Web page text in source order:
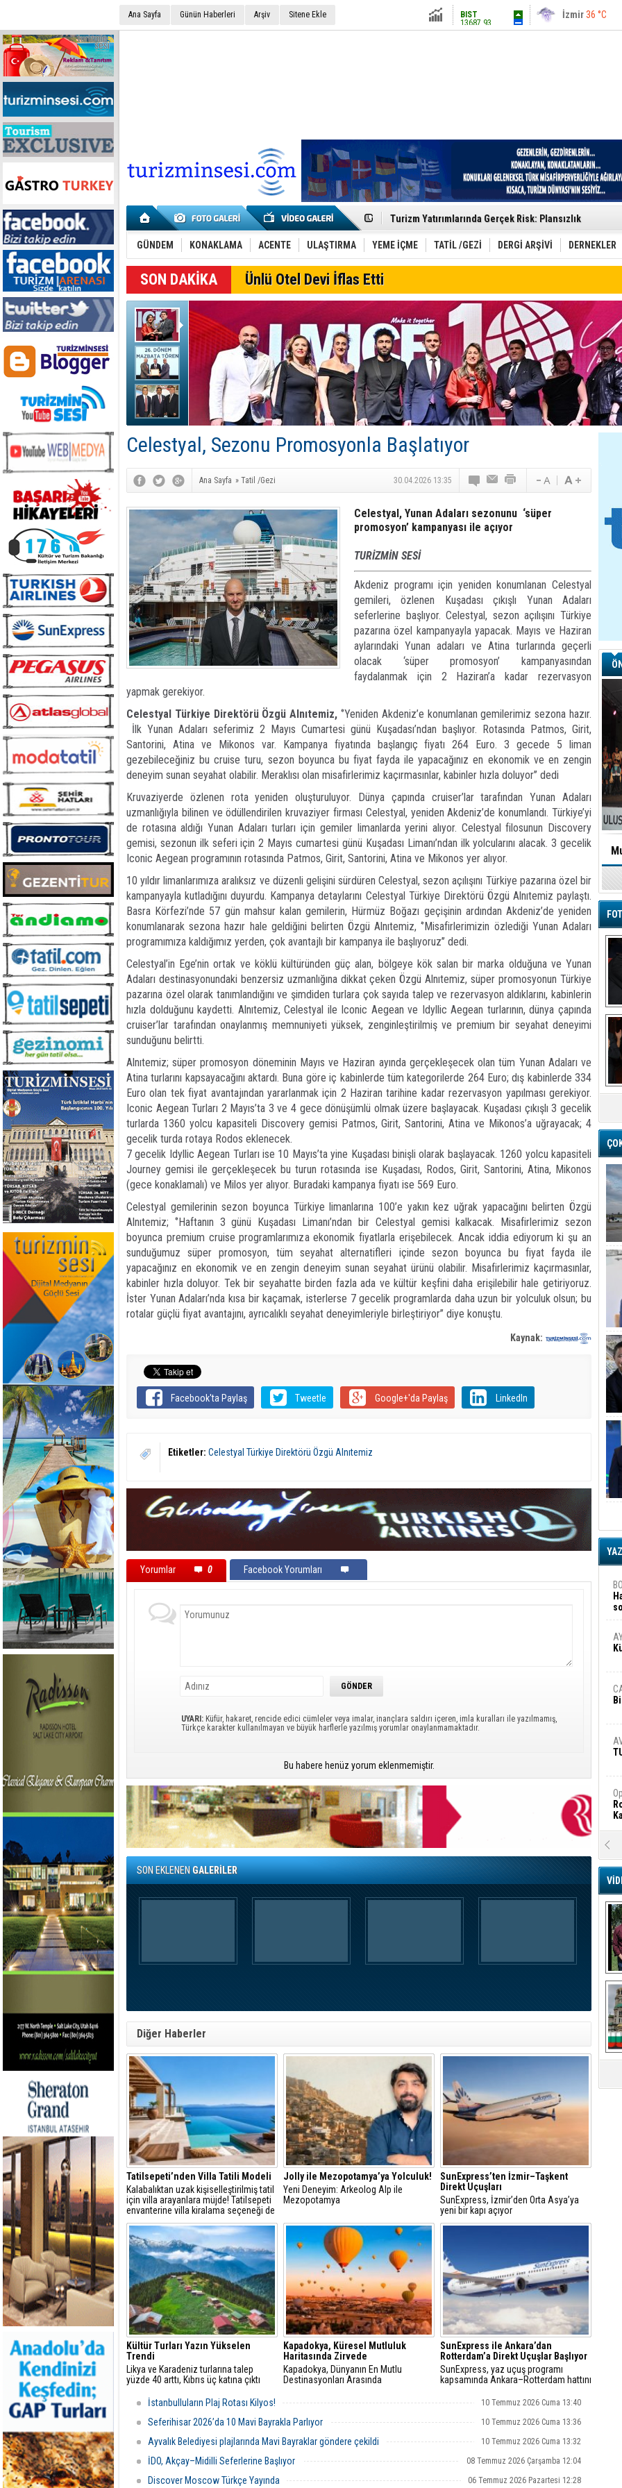
Ana Sayfa Günün Haberleri Arşiv Sitene Ekle
Altın6248.13 İstanbul 31 °C
Etkinlik sektörünün Çatı Kuruluşlardan İstanbul Zirvesi
Turizm Yatırımlarında Gerçek Risk: Plansızlık
Çelebi–THY İş Birliğiyle Kenya’da Güçleniyor
Global Yatırım Holding,%38 Artış: Net Kâr 46,5 Milyon
Yabancı Dijital Platformlara Ayrıcalık Yasası
Tatilsepeti’nden Villa Tatili Modeli
Jolly ile Mezopotamya’ya Yolculuk!
LÖSEV Yaz Okulu’nda Şifa ve Neşe
Turizm geliri ilk 6 ayda 25,7 milyar dolar oldu
Canovate’den Yeni Nesil Veri Merkezleri
Türk MICE Sektörüne Yeni Fırsatlar
TAV Havalimanları’ndan Yılın İlk Yarısında Rekor
SunExpress’ten Tatil Hamlesi
NG Grup, Domaniç’in Potansiyelini Vurguladı
GÜNDEM KONAKLAMA ACENTE ULAŞTIRMA YEME İÇME TATİL /GEZİ DERGİ ARŞİVİ DERNEKLER
SON DAKİKA Ünlü Otel Devi İflas Etti
Celestyal, Sezonu Promosyonla Başlatıyor
Ana Sayfa » Tatil /Gezi 30.04.2026 13:35
Celestyal, Yunan Adaları sezonunu ‘süper
promosyon’ kampanyası ile açıyor
TURİZMİN SESİ
Akdeniz programı için yeniden konumlanan Celestyal
gemileri, özlenen Kuşadası çıkışlı Yunan Adaları
seferlerine başlıyor. Celestyal, sezon açılışını Türkiye
pazarına özel kampanyayla yapacak. Mayıs ve Haziran
aylarındaki Yunan adaları ve Atina turlarında geçerli
olacak ‘süper promosyon’ kampanyasından
faydalanmak için 2 Haziran’a kadar rezervasyon
yapmak gerekiyor.
Celestyal Türkiye Direktörü Özgü Alnıtemiz, ‘’Yeniden Akdeniz’e konumlanan gemilerimiz sezona hazır.
İlk Yunan Adaları seferimiz 2 Mayıs Cumartesi günü Kuşadası’ndan başlıyor. Rotasında Patmos, Girit,
Santorini, Atina ve Mikonos var. Kampanya fiyatında başlangıç fiyatı 264 Euro. 3 gecede 5 liman
gezebileceğiniz bu cruise turu, sezon boyunca bu fiyat fayda ile yapacağınız en ekonomik ve en zengin
deneyim sunan seyahat olabilir. Meraklısı olan misafirlerimiz kaçırmasınlar, kabinler hızla doluyor’’ dedi
Kruvaziyerde özlenen rota yeniden oluşturuluyor. Dünya çapında cruiser’lar tarafından Yunan Adaları
uzmanlığıyla bilinen ve ödüllendirilen kruvaziyer firması Celestyal, yeniden Akdeniz’de konumlandı. Türkiye’yi
de rotasına aldığı Yunan Adaları turları için gemiler limanlarda yerini alıyor. Celestyal filosunun Discovery
gemisi, sezonun ilk seferi için 2 Mayıs cumartesi günü Kuşadası Limanı’ndan ilk yolcularını alacak. 3 gecelik
Iconic Aegean programının rotasında Patmos, Girit, Santorini, Atina ve Mikonos yer alıyor.
10 yıldır limanlarımıza aralıksız ve düzenli gelişini sürdüren Celestyal, sezon açılışını Türkiye pazarına özel bir
kampanyayla kutladığını duyurdu. Kampanya detaylarını Celestyal Türkiye Direktörü Özgü Alnıtemiz paylaştı.
Basra Körfezi’nde 57 gün mahsur kalan gemilerin, Hürmüz Boğazı geçişinin ardından Akdeniz’de yeniden
konumlanarak sezona hazır hale geldiğini belirten Özgü Alnıtemiz, ‘’Misafirlerimizin özlediği Yunan Adaları
programımıza kaldığımız yerden, çok avantajlı bir kampanya ile başlıyoruz’’ dedi.
Celestyal’in Ege’nin ortak ve köklü kültüründen güç alan, bölgeye kök salan bir marka olduğuna ve Yunan
Adaları destinasyonundaki benzersiz uzmanlığına dikkat çeken Özgü Alnıtemiz, süper promosyonun Türkiye
pazarına özel olarak tanımlandığını ve şimdiden turlara çok sayıda talep ve rezervasyon aldıklarını, kabinlerin
hızla dolduğunu kaydetti. Alnıtemiz, Celestyal ile Iconic Aegean ve Idyllic Aegean turlarının, dünya çapında
cruiser’lar tarafından onaylanmış memnuniyeti yüksek, zenginleştirilmiş ve premium bir seyahat deneyimi
sunduğunu belirtti.
Alnıtemiz; süper promosyon döneminin Mayıs ve Haziran ayında gerçekleşecek olan tüm Yunan Adaları ve
Atina turlarını kapsayacağını aktardı. Buna göre iç kabinlerde tüm kategorilerde 264 Euro; dış kabinlerde 334
Euro olan tek fiyat avantajından yararlanmak için 2 Haziran tarihine kadar rezervasyon yapılması gerekiyor.
Iconic Aegean Turları 2 Mayıs’ta 3 ve 4 gece dönüşümlü olmak üzere başlayacak. Kuşadası çıkışlı 3 gecelik
turlarda 1360 yolcu kapasiteli Discovery gemisi Patmos, Girit, Santorini, Atina ve Mikonos’a uğrayacak; 4
gecelik turda rotaya Rodos eklenecek.
7 gecelik Idyllic Aegean Turları ise 10 Mayıs’ta yine Kuşadası binişli olarak başlayacak. 1260 yolcu kapasiteli
Journey gemisi ile gerçekleşecek bu turun rotasında ise Kuşadası, Rodos, Girit, Santorini, Atina, Mikonos
(gece konaklamalı) ve Milos yer alıyor. Buradaki kampanya fiyatı ise 569 Euro.
Celestyal gemilerinin sezon boyunca Türkiye limanlarına 100’e yakın kez uğrak yapacağını belirten Özgü
Alnıtemiz; ‘’Haftanın 3 günü Kuşadası Limanı’ndan bir Celestyal gemisi kalkacak. Misafirlerimiz sezon
boyunca premium cruise programlarımıza ekonomik fiyatlarla erişebilecek. Ancak iddia ediyorum ki şu an
sunduğumuz süper promosyon, tüm seyahat alternatifleri içinde sezon boyunca bu fiyat fayda ile
yapacağınız en ekonomik ve en zengin deneyim sunan seyahat ürünü olabilir. Misafirlerimiz kaçırmasınlar,
kabinler hızla doluyor. Tek bir seyahatte birden fazla ada ve kültür keşfini daha erişilebilir hale getiriyoruz.
İster Yunan Adaları’nda kısa bir kaçamak, isterlerse 7 gecelik programlarda daha uzun bir yolculuk olsun; bu
rotalar güçlü fiyat avantajını, ayrıcalıklı seyahat deneyimleriyle birleştiriyor” diye konuştu.
Kaynak:
Facebook'ta Paylaş Tweetle Google+'da Paylaş LinkedIn
Etiketler: Celestyal Türkiye Direktörü Özgü Alnıtemiz
Yorumlar 0 Facebook Yorumları
UYARI: Küfür, hakaret, rencide edici cümleler veya imalar, inançlara saldırı içeren, imla kuralları ile yazılmamış,
Türkçe karakter kullanılmayan ve büyük harflerle yazılmış yorumlar onaylanmamaktadır.
Bu habere henüz yorum eklenmemiştir.
SON EKLENENGALERİLER
Diğer Haberler
Tatilsepeti’nden Villa Tatili Modeli
Kalabalıktan uzak kişiselleştirilmiş tatil
için villa arayanlara müjde! Tatilsepeti
envanterine villa kiralama seçeneği de
eklendi
Jolly ile Mezopotamya’ya Yolculuk!
Yeni Deneyim: Arkeolog Alp ile
Mezopotamya
SunExpress’ten İzmir–Taşkent
Direkt Uçuşları
SunExpress, İzmir’den Orta Asya’ya
yeni bir kapı açıyor
Kültür Turları Yazın Yükselen
Trendi
Likya ve Karadeniz turlarına talep
yüzde 40 arttı, Kıbrıs üç katına çıktı
Kapadokya, Küresel Mutluluk
Haritasında Zirvede
Kapadokya, Dünyanın En Mutlu
Destinasyonları Arasında
SunExpress ile Ankara’dan
Rotterdam’a Direkt Uçuşlar Başlıyor
SunExpress, yaz uçuş programı
kapsamında Ankara–Rotterdam hattını
yolu, bu yaz başkentten 14 dış hat
İstanbulluların Plaj Rotası Kilyos! 10 Temmuz 2026 Cuma 13:40
Seferihisar 2026’da 10 Mavi Bayrakla Parlıyor 10 Temmuz 2026 Cuma 13:36
Ayvalık Belediyesi plajlarında Mavi Bayraklar göndere çekildi 10 Temmuz 2026 Cuma 13:32
İDO, Akçay–Midilli Seferlerine Başlıyor 08 Temmuz 2026 Çarşamba 12:04
Discover Moscow Türkçe Yayında 06 Temmuz 2026 Pazartesi 12:28